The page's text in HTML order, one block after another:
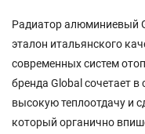
Радиатор алюминиевый
эталон итальянского
современных систем
бренда Global сочетает
высокую теплоотдачу и
который органично